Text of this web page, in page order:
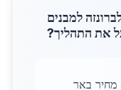
למבנים
את התהליך?
מחיר באר